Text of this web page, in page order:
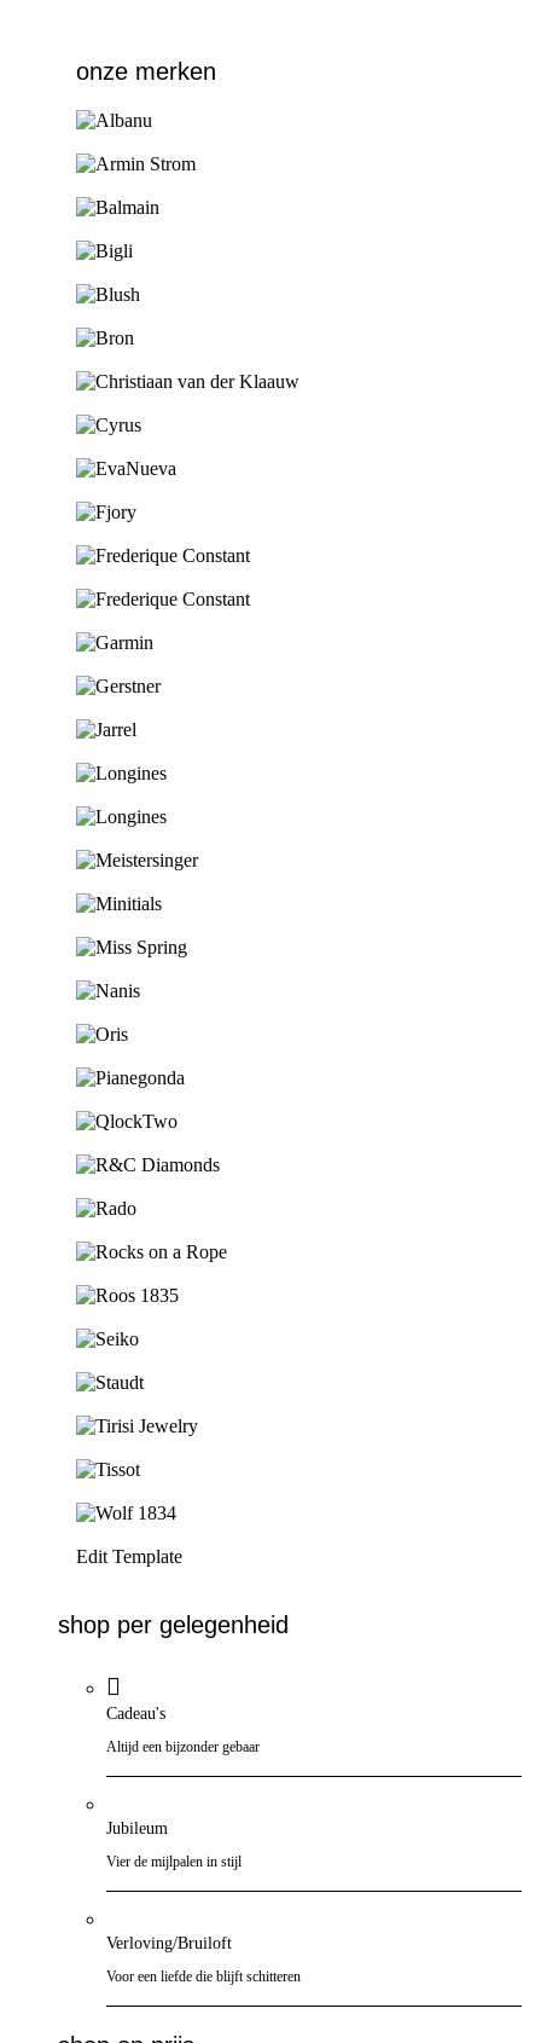
onze merken
Edit Template
shop per gelegenheid
Cadeau's
Altijd een bijzonder gebaar
Jubileum
Vier de mijlpalen in stijl
Verloving/Bruiloft
Voor een liefde die blijft schitteren